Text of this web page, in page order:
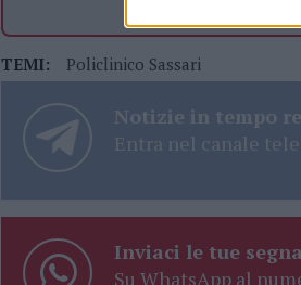
TEMI: Policlinico Sassari
Notizie in tempo
Entra nel canale
Inviaci le tue
Su WhatsApp al